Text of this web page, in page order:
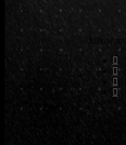
follow on: